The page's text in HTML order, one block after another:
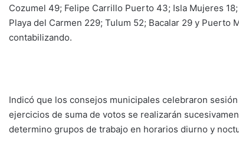
Cozumel 49; Felipe Carrillo Puerto 43; Isla Mujeres
Playa del Carmen 229; Tulum 52; Bacalar 29 y Puerto
contabilizando.
Indicó que los consejos municipales celebraron
ejercicios de suma de votos se realizarán
determino grupos de trabajo en horarios diurno y